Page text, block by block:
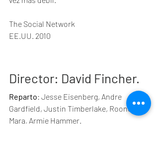
The Social Network
EE.UU. 2010
Director: David Fincher.
Reparto: Jesse Eisenberg, Andre
Gardfield, Justin Timberlake, Rooney
Mara, Armie Hammer.